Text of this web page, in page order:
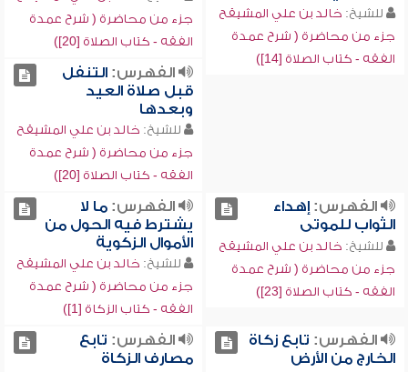
للشيخ: خالد بن علي المشيقح
جزء من محاضرة ( شرح عمدة
الفقه - كتاب الصلاة [14])
جزء من محاضرة ( شرح عمدة
الفقه - كتاب الصلاة [20])
الفهرس:التنفل
قبل صلاة العيد
وبعدها
للشيخ: خالد بن علي المشيقح
جزء من محاضرة ( شرح عمدة
الفقه - كتاب الصلاة [20])
الفهرس:إهداء
الثواب للموتى
للشيخ: خالد بن علي المشيقح
جزء من محاضرة ( شرح عمدة
الفقه - كتاب الصلاة [23])
الفهرس:ما لا
يشترط فيه الحول من
الأموال الزكوية
للشيخ: خالد بن علي المشيقح
جزء من محاضرة ( شرح عمدة
الفقه - كتاب الزكاة [1])
الفهرس: تابع زكاة
الخارج من الأرض
الفهرس: تابع
مصارف الزكاة